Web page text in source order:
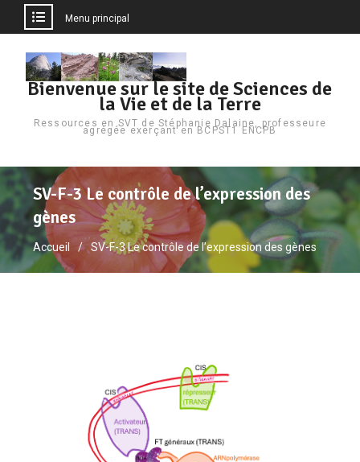
Menu principal
Bienvenue sur le site de Sciences de
la Vie et de la Terre
Ressources en SVT de Stéphanie Dalaine, professeure
agrégée exerçant en BCPST1 ENCPB
SV-F-3 Le contrôle de l’expression des
gènes
Accueil SV-F-3 Le contrôle de l’expression des gènes